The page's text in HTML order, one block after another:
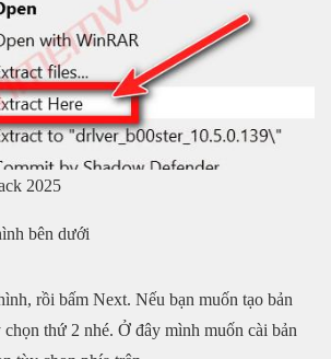
2025
bên dưới
rồi bấm Next. Nếu bạn muốn tạo bản
thứ 2 nhé. Ở đây mình muốn cài bản